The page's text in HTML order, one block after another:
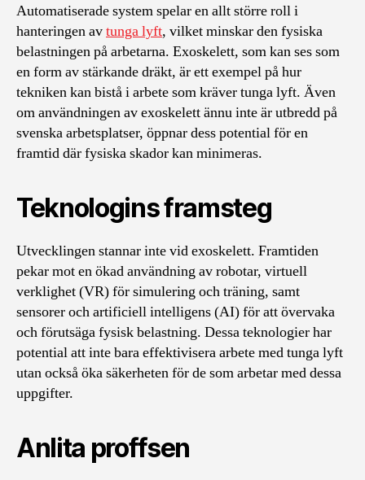
Automatiserade system spelar en allt större roll i
hanteringen avtunga lyft, vilket minskar den fysiska
belastningen på arbetarna. Exoskelett, som kan ses som
en form av stärkande dräkt, är ett exempel på hur
tekniken kan bistå i arbete som kräver tunga lyft. Även
om användningen av exoskelett ännu inte är utbredd på
svenska arbetsplatser, öppnar dess potential för en
framtid där fysiska skador kan minimeras.
Teknologins framsteg
Utvecklingen stannar inte vid exoskelett. Framtiden
pekar mot en ökad användning av robotar, virtuell
verklighet (VR) för simulering och träning, samt
sensorer och artificiell intelligens (AI) för att övervaka
och förutsäga fysisk belastning. Dessa teknologier har
potential att inte bara effektivisera arbete med tunga lyft
utan också öka säkerheten för de som arbetar med dessa
uppgifter.
Anlita proffsen